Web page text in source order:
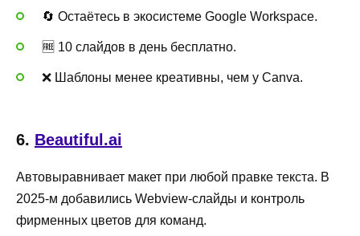
🔄 Остаётесь в экосистеме Google Workspace.
🆓 10 слайдов в день бесплатно.
❌ Шаблоны менее креативны, чем у Canva.
6. Beautiful.ai
Автовыравнивает макет при любой правке текста. В
2025-м добавились Webview-слайды и контроль
фирменных цветов для команд.